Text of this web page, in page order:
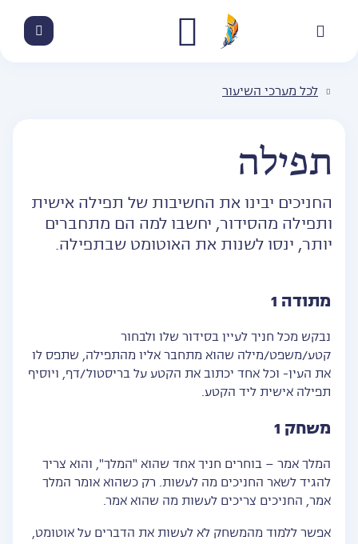
לכל מערכי השיעור
תפילה
החניכים יבינו את החשיבות של תפילה אישית
ותפילה מהסידור, יחשבו למה הם מתחברים
יותר, ינסו לשנות את האוטומט שבתפילה.
מתודה 1
נבקש מכל חניך לעיין בסידור שלו ולבחור
קטע/משפט/מילה שהוא מתחבר אליו מהתפילה, שתפס לו
את העין- וכל אחד יכתוב את הקטע על בריסטול/דף, ויוסיף
תפילה אישית ליד הקטע.
משחק 1
המלך אמר – בוחרים חניך אחד שהוא "המלך", והוא צריך
להגיד לשאר החניכים מה לעשות. רק כשהוא אומר המלך
אמר, החניכים צריכים לעשות מה שהוא אמר.
אפשר ללמוד מהמשחק לא לעשות את הדברים על אוטומט,